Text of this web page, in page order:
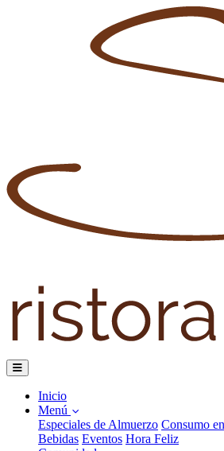
Inicio
Menú
Especiales de Almuerzo Consumo
Bebidas Eventos Hora Feliz